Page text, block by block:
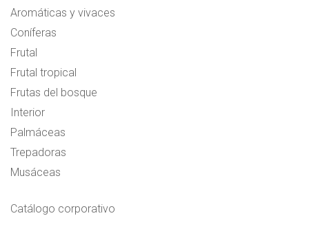
Aromáticas y vivaces
Coníferas
Frutal
Frutal tropical
Frutas del bosque
Interior
Palmáceas
Trepadoras
Musáceas
Catálogo corporativo